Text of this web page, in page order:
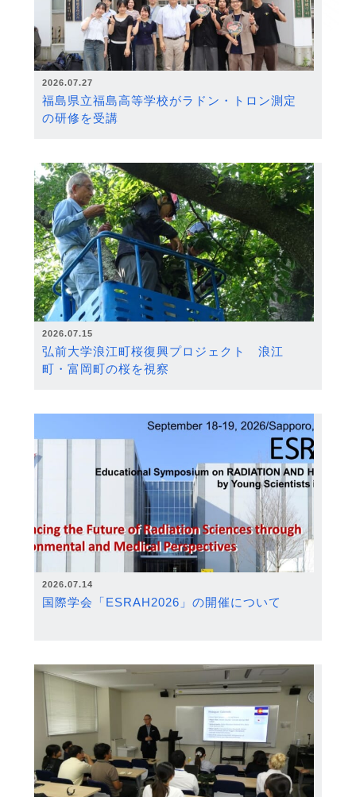
2026.07.27
福島県立福島高等学校がラドン・トロン測定
の研修を受講
2026.07.15
弘前大学浪江町桜復興プロジェクト 浪江
町・富岡町の桜を視察
2026.07.14
国際学会「ESRAH2026」の開催について